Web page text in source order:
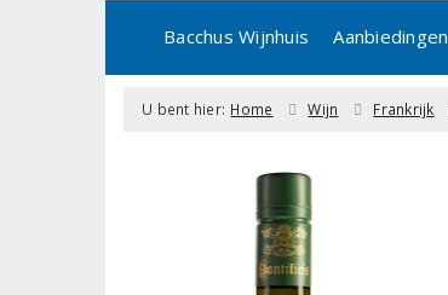
Bacchus Wijnhuis Aanbiedingen
U bent hier: Home Wijn Frankrijk